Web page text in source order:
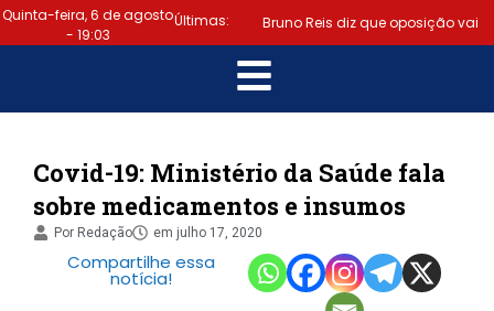
Quinta-feira, 6 de agosto
- 19:03
Últimas: Bruno Reis diz que oposição vai
escolher melhor estratégia para
vencer eleição nacional |
Último dia: prazo para regularizar
situação eleitoral e emitir título
termina hoje (6) | Samuel
Júnior luta em prol dos profissionais
Covid-19: Ministério da Saúde fala
sobre medicamentos e insumos
Por Redação em julho 17, 2020
Compartilhe essa
notícia!